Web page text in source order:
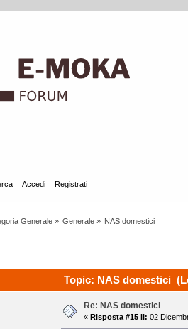
Accedi Registrati
Generale» Generale» NAS domestici
Topic: NAS domestici
Re: NAS domestici
« Risposta #15 il: 02